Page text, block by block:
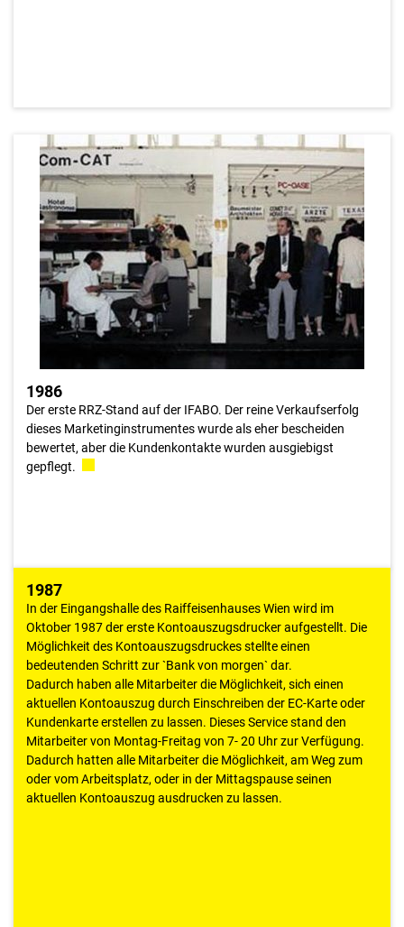
1986
Der erste RRZ-Stand auf der IFABO. Der reine Verkaufserfolg
dieses Marketinginstrumentes wurde als eher bescheiden
bewertet, aber die Kundenkontakte wurden ausgiebigst
gepflegt.
1986
Wenn die Messe auch kein klassisches
Verkaufsinstrumentarium war, so war es ein jährliches
Highlight, ein beliebtes Come Together der Branche. Der RRZ-
Stand, samt Würstelstand und Bierhahn, bewährte sich Messe
für Messe, als exzellente Kontaktbörse für die gesamte EDV-
Branche und zur Finalisierung von Kaufabschlüssen. So wurde
der Stand als reine Kommunikationsgelegenheit, ohne
bilanzwirksame Wertschöpfung, aufrechterhalten.
1987
In der Eingangshalle des Raiffeisenhauses Wien wird im
Oktober 1987 der erste Kontoauszugsdrucker aufgestellt. Die
Möglichkeit des Kontoauszugsdruckes stellte einen
bedeutenden Schritt zur `Bank von morgen` dar.
Dadurch haben alle Mitarbeiter die Möglichkeit, sich einen
aktuellen Kontoauszug durch Einschreiben der EC-Karte oder
Kundenkarte erstellen zu lassen. Dieses Service stand den
Mitarbeiter von Montag-Freitag von 7- 20 Uhr zur Verfügung.
Dadurch hatten alle Mitarbeiter die Möglichkeit, am Weg zum
oder vom Arbeitsplatz, oder in der Mittagspause seinen
aktuellen Kontoauszug ausdrucken zu lassen.
Wie bei der versteckten Kamera, wurden die ersten
Kontoauszugsdrucker in den Filialen unauffällig durch eine
Glaswand beobachtet. Eine spannende Situation: Als erste
Kundin kam eine betagte Dame zum neuen Automaten. Zur
Freude der verantwortlichen Beobachter holte die Dame ihren
Auszug mühelos ab. Dann allerdings schritt sie entschlossen
zum Schalter, um ihn sich vorlesen zu lassen.